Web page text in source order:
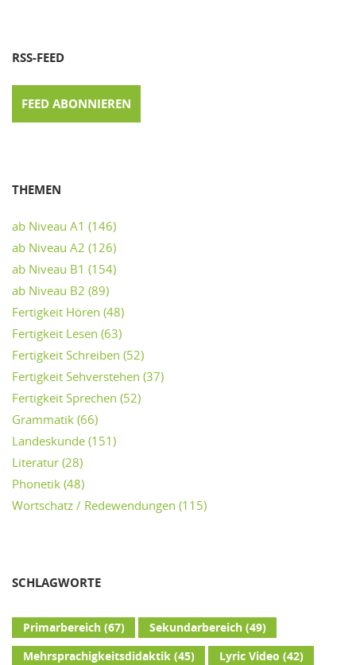
RSS-FEED
FEED ABONNIEREN
THEMEN
ab Niveau A1 (146)
ab Niveau A2 (126)
ab Niveau B1 (154)
ab Niveau B2 (89)
Fertigkeit Hören (48)
Fertigkeit Lesen (63)
Fertigkeit Schreiben (52)
Fertigkeit Sehverstehen (37)
Fertigkeit Sprechen (52)
Grammatik (66)
Landeskunde (151)
Literatur (28)
Phonetik (48)
Wortschatz / Redewendungen (115)
SCHLAGWORTE
Primarbereich(67) Sekundarbereich(49)
Mehrsprachigkeitsdidaktik(45) Lyric Video (42)